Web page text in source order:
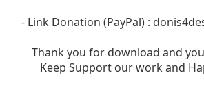
- Link Donation (PayPal) :
Thank you for download and
Keep Support our work and